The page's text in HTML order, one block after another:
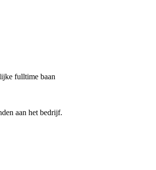
fulltime baan
aan het bedrijf.